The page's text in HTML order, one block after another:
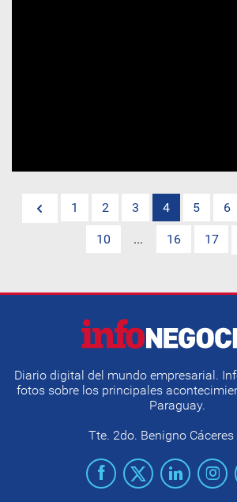
1 2 3 4 5 6
10 ... 16 17
Diario digital del mundo empresarial.
fotos sobre los principales
Paraguay.
Tte. 2do. Benigno